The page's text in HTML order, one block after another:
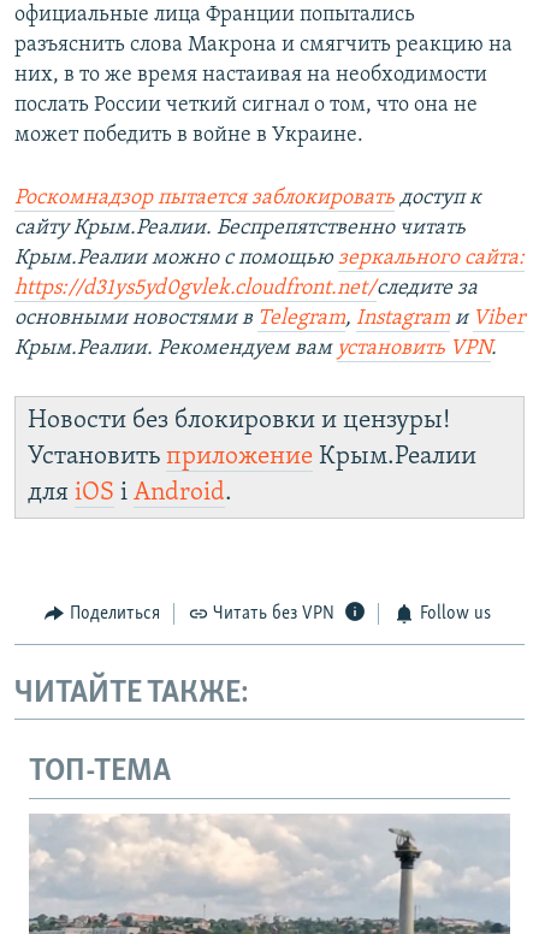
официальные лица Франции попытались
разъяснить слова Макрона и смягчить реакцию на
них, в то же время настаивая на необходимости
послать России четкий сигнал о том, что она не
может победить в войне в Украине.
Роскомнадзор пытается заблокировать доступ к
сайту Крым.Реалии. Беспрепятственно читать
Крым.Реалии можно с помощью зеркального сайта:
https://d31ys5yd0gvlek.cloudfront.net/следите за
основными новостями в Telegram, Instagram и Viber
Крым.Реалии. Рекомендуем вам установить VPN.
Новости без блокировки и цензуры!
Установить приложение Крым.Реалии
для iOS і Android.
Поделиться Читать без VPN Follow us
ЧИТАЙТЕ ТАКЖЕ:
ТОП-ТЕМА